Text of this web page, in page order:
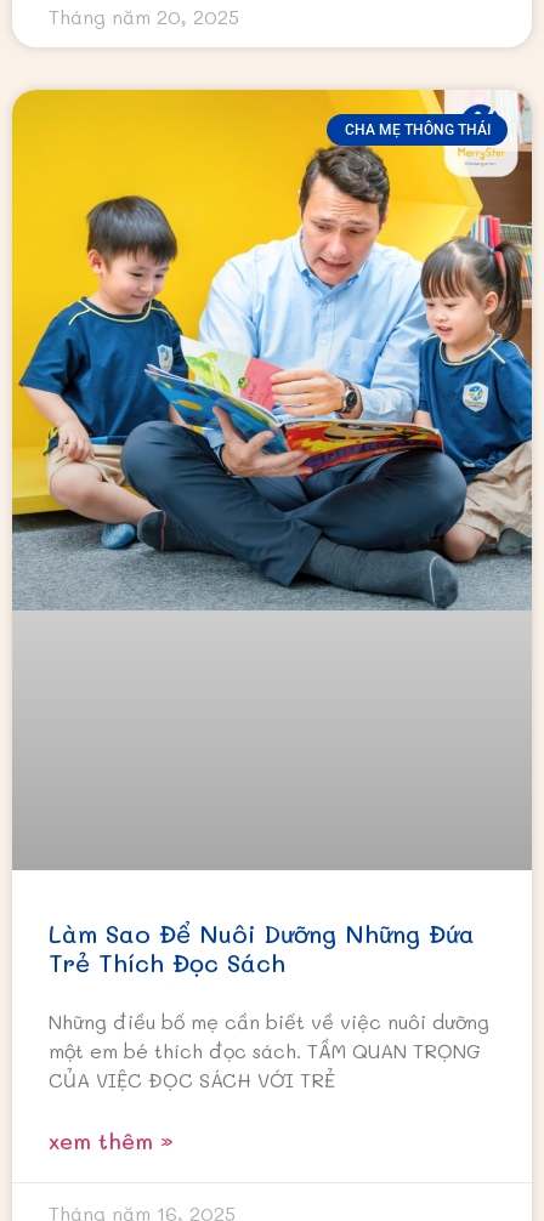
Tháng năm 20, 2025
CHA MẸ THÔNG THÁI
Làm Sao Để Nuôi Dưỡng Những Đứa
Trẻ Thích Đọc Sách
Những điều bố mẹ cần biết về việc nuôi dưỡng
một em bé thích đọc sách. TẦM QUAN TRỌNG
CỦA VIỆC ĐỌC SÁCH VỚI TRẺ
xem thêm »
Tháng năm 16, 2025